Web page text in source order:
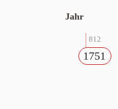
Jahr
812
1751